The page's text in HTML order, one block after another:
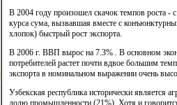
В 2004 году произошел скачок темпов роста -
курса сума, вызвавшая вместе с
хлопок) быстрый рост экспорта.
В 2006 г. ВВП вырос на 7.3% . В основном
потребителей растет почти вдвое большим
экспорта в номинальном выражении очень
Узбекская республика исторически является
долю промышленности (21%). Хотя и